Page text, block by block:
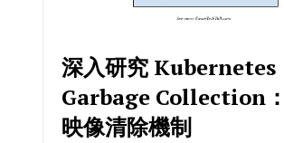
深入研究 Kubernetes
Garbage Collection
映像清除機制